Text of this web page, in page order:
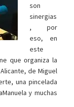
son
sinergias
, por
eso, en
este
que organiza la
de Miguel
una pincelada
y muchas